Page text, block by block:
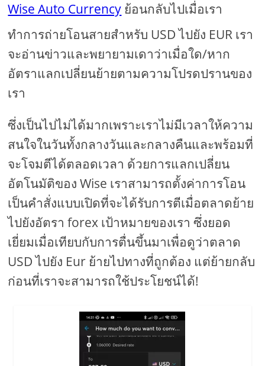
Wise Auto Currency ย้อนกลับไปเมื่อเรา
ทำการถ่ายโอนสายสำหรับ USD ไปยัง EUR เรา
จะอ่านข่าวและพยายามเดาว่าเมื่อใด/หาก
อัตราแลกเปลี่ยนย้ายตามความโปรดปรานของ
เรา
ซึ่งเป็นไปไม่ได้มากเพราะเราไม่มีเวลาให้ความ
สนใจในวันทั้งกลางวันและกลางคืนและพร้อมที่
จะโจมตีได้ตลอดเวลา ด้วยการแลกเปลี่ยน
อัตโนมัติของ Wise เราสามารถตั้งค่าการโอน
เป็นคำสั่งแบบเปิดที่จะได้รับการตีเมื่อตลาดย้าย
ไปยังอัตรา forex เป้าหมายของเรา ซึ่งยอด
เยี่ยมเมื่อเทียบกับการตื่นขึ้นมาเพื่อดูว่าตลาด
USD ไปยัง Eur ย้ายไปทางที่ถูกต้อง แต่ย้ายกลับ
ก่อนที่เราจะสามารถใช้ประโยชน์ได้!